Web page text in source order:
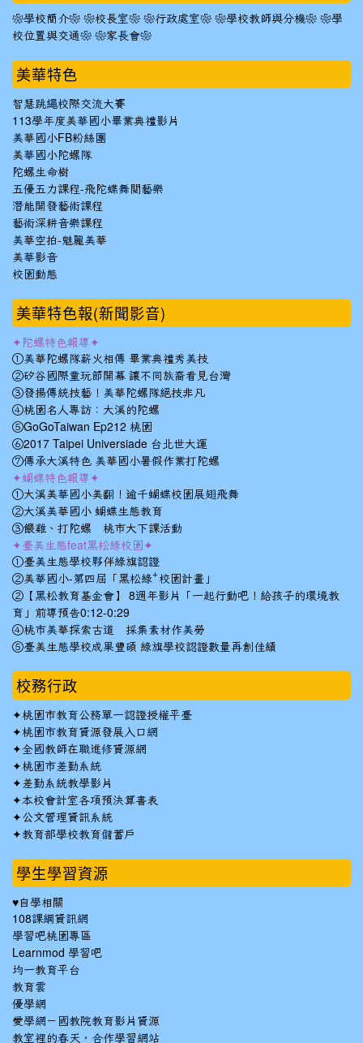
❀學校簡介❀ ❀校長室❀ ❀行政處室❀ ❀學校教師與分機❀ ❀學
校位置與交通❀ ❀家長會❀
美華特色
智慧跳繩校際交流大賽
113學年度美華國小畢業典禮影片
美華國小FB粉絲團
美華國小陀螺隊
陀螺生命樹
五優五力課程-飛陀蝶舞閱藝樂
潛能開發藝術課程
藝術深耕音樂課程
美華空拍-魅麗美華
美華影音
校園動態
美華特色報(新聞影音)
✦陀螺特色報導✦
①美華陀螺隊薪火相傳 畢業典禮秀美技
②矽谷國際童玩節開幕 讓不同族裔看見台灣
③發揚傳統技藝！美華陀螺隊絕技非凡
④桃園名人專訪：大溪的陀螺
⑤GoGoTaiwan Ep212 桃園
⑥2017 Taipei Universiade 台北世大運
⑦傳承大溪特色 美華國小暑假作業打陀螺
✦蝴蝶特色報導✦
①大溪美華國小美翻！逾千蝴蝶校園展翅飛舞
②大溪美華國小 蝴蝶生態教育
③餵雞、打陀螺 桃市大下課活動
✦臺美生態feat黑松綠校園✦
①臺美生態學校夥伴綠旗認證
②美華國小-第四屆「黑松綠⁺校園計畫」
②【黑松教育基金會】 8週年影片「一起行動吧！給孩子的環境教
育」前導預告0:12-0:29
④桃市美華探索古道 採集素材作美勞
⑤臺美生態學校成果豐碩 綠旗學校認證數量再創佳績
校務行政
✦桃園市教育公務單一認證授權平臺
✦桃園市教育資源發展入口網
✦全國教師在職進修資源網
✦桃園市差勤系統
✦ 差勤系統教學影片
✦本校會計室各項預決算書表
✦公文管理資訊系統
✦教育部學校教育儲蓄戶
學生學習資源
♥自學相關
108課綱資訊網
學習吧桃園專區
Learnmod 學習吧
均一教育平台
教育雲
優學網
愛學網－國教院教育影片資源
教室裡的春天，合作學習網站